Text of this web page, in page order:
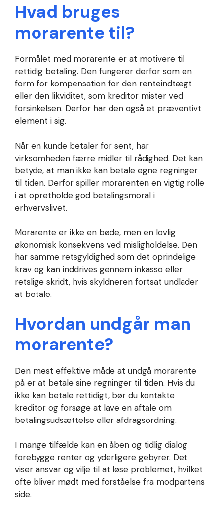
Hvad bruges
morarente til?
Formålet med morarente er at motivere til
rettidig betaling. Den fungerer derfor som en
form for kompensation for den renteindtægt
eller den likviditet, som kreditor mister ved
forsinkelsen. Derfor har den også et præventivt
element i sig.
Når en kunde betaler for sent, har
virksomheden færre midler til rådighed. Det kan
betyde, at man ikke kan betale egne regninger
til tiden. Derfor spiller morarenten en vigtig rolle
i at opretholde god betalingsmoral i
erhvervslivet.
Morarente er ikke en bøde, men en lovlig
økonomisk konsekvens ved misligholdelse. Den
har samme retsgyldighed som det oprindelige
krav og kan inddrives gennem inkasso eller
retslige skridt, hvis skyldneren fortsat undlader
at betale.
Hvordan undgår man
morarente?
Den mest effektive måde at undgå morarente
på er at betale sine regninger til tiden. Hvis du
ikke kan betale rettidigt, bør du kontakte
kreditor og forsøge at lave en aftale om
betalingsudsættelse eller afdragsordning.
I mange tilfælde kan en åben og tidlig dialog
forebygge renter og yderligere gebyrer. Det
viser ansvar og vilje til at løse problemet, hvilket
ofte bliver mødt med forståelse fra modpartens
side.